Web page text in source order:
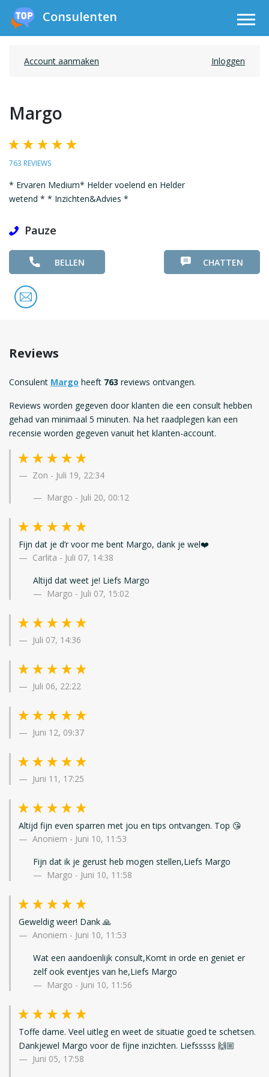
Consulenten
Account aanmaken Inloggen
Margo
763 REVIEWS
* Ervaren Medium* Helder voelend en Helder
wetend * * Inzichten&Advies *
Pauze
BELLEN CHATTEN
Reviews
Consulent Margo heeft 763 reviews ontvangen.
Reviews worden gegeven door klanten die een consult hebben
gehad van minimaal 5 minuten. Na het raadplegen kan een
recensie worden gegeven vanuit het klanten-account.
Zon - Juli 19, 22:34
Margo - Juli 20, 00:12
Fijn dat je d’r voor me bent Margo, dank je wel❤️
Carlita - Juli 07, 14:38
Altijd dat weet je! Liefs Margo
Margo - Juli 07, 15:02
Juli 07, 14:36
Juli 06, 22:22
Juni 12, 09:37
Juni 11, 17:25
Altijd fijn even sparren met jou en tips ontvangen. Top 😘
Anoniem - Juni 10, 11:53
Fijn dat ik je gerust heb mogen stellen,Liefs Margo
Margo - Juni 10, 11:58
Geweldig weer! Dank 🙏
Anoniem - Juni 10, 11:53
Wat een aandoenlijk consult,Komt in orde en geniet er
zelf ook eventjes van he,Liefs Margo
Margo - Juni 10, 11:56
Toffe dame. Veel uitleg en weet de situatie goed te schetsen.
Dankjewel Margo voor de fijne inzichten. Liefsssss 🙌🏼
Juni 05, 17:58